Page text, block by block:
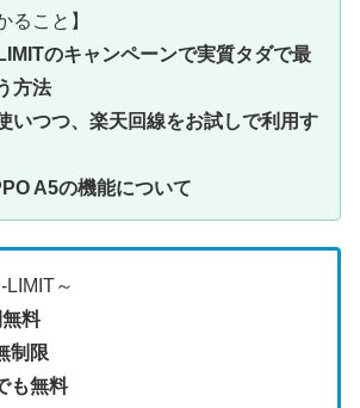
ること】
のキャンペーンで実質タダで最
方法
いつつ、楽天回線をお試しで利用す
A5の機能について
LIMIT～
無料
制限
も無料